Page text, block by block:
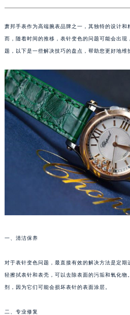
萧邦手表作为高端腕表品牌之一，其独特的设计
而，随着时间的推移，表针变色的问题可能会出现
题，以下是一些解决技巧的盘点，帮助您更好地维
一、清洁保养
对于表针变色问题，最直接有效的解决方法是定
轻擦拭表针和表壳，可以去除表面的污垢和氧化
剂，因为它们可能会损坏表针的表面涂层。
二、专业修复